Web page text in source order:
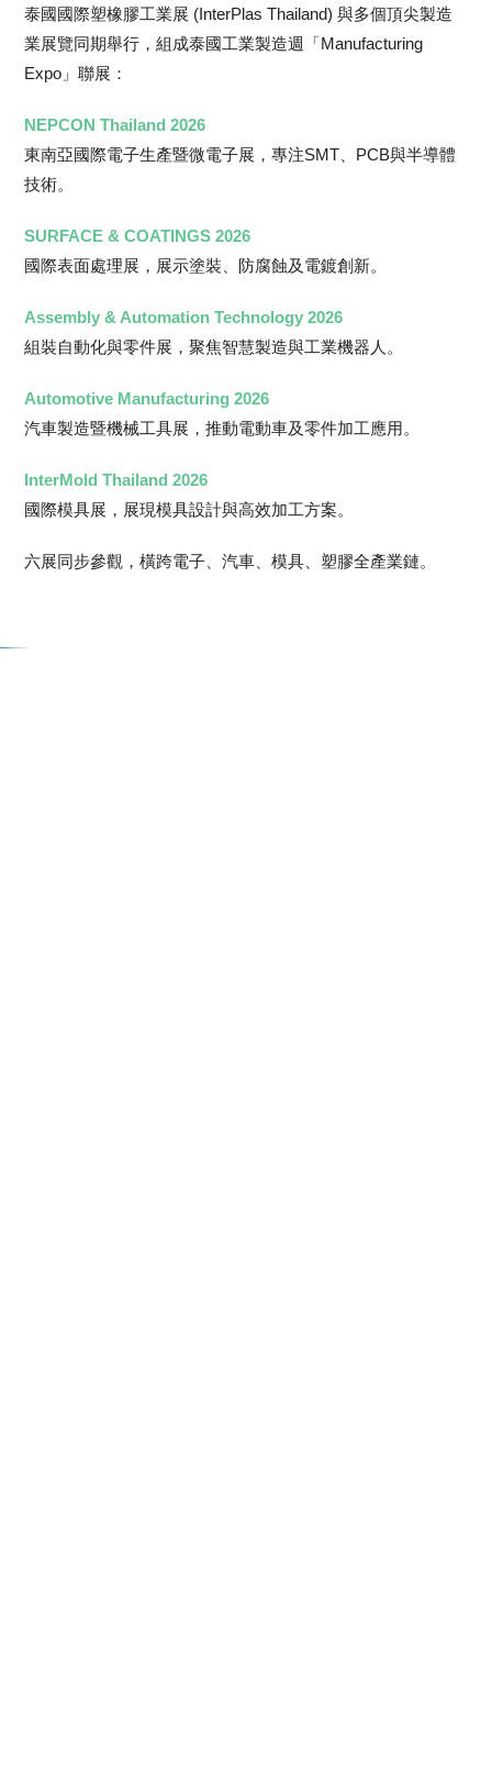
泰國國際塑橡膠工業展 (InterPlas Thailand) 與多個頂尖製造
業展覽同期舉行，組成泰國工業製造週「Manufacturing
Expo」聯展：
NEPCON Thailand 2026
東南亞國際電子生產暨微電子展，專注SMT、PCB與半導體
技術。
SURFACE & COATINGS 2026
國際表面處理展，展示塗裝、防腐蝕及電鍍創新。
Assembly & Automation Technology 2026
組裝自動化與零件展，聚焦智慧製造與工業機器人。
Automotive Manufacturing 2026
汽車製造暨機械工具展，推動電動車及零件加工應用。
InterMold Thailand 2026
國際模具展，展現模具設計與高效加工方案。
六展同步參觀，橫跨電子、汽車、模具、塑膠全產業鏈。